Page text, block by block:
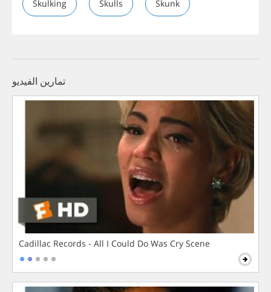
Skulking Skulls Skunk
تمارين الفيديو
Cadillac Records - All I Could Do Was Cry Scene